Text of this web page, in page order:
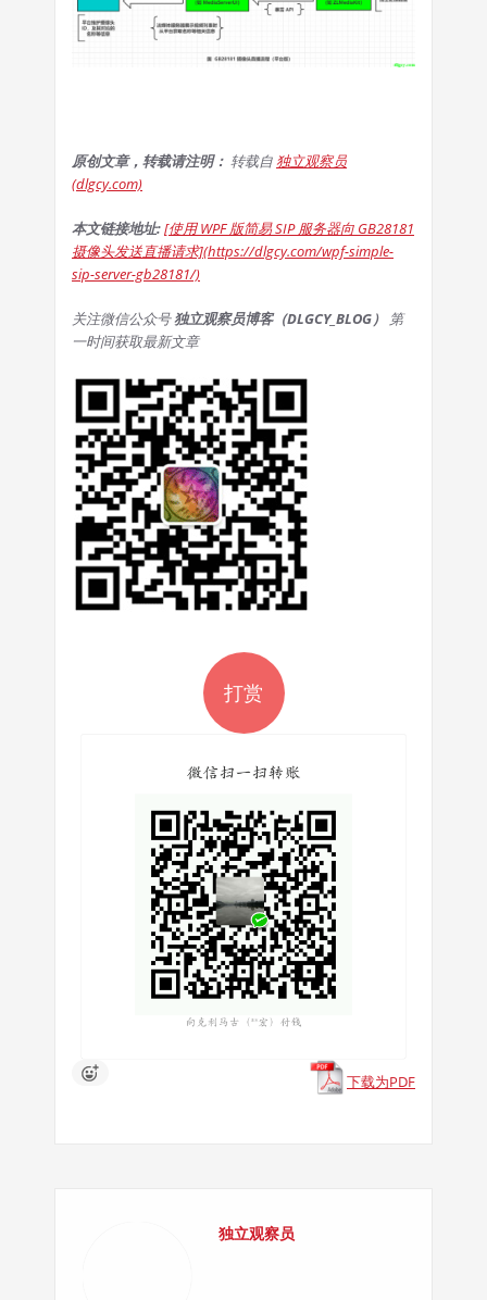
原创文章，转载请注明： 转载自独立观察员
(dlgcy.com)
本文链接地址:[使用 WPF 版简易 SIP 服务器向 GB28181
摄像头发送直播请求](https://dlgcy.com/wpf-simple-
sip-server-gb28181/)
关注微信公众号独立观察员博客（DLGCY_BLOG）
第
一时间获取最新文章
打赏
下载为PDF
独立观察员